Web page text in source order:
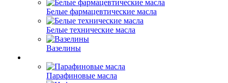
Белые фармацевтические масла
Белые технические масла
Вазелины
Парафиновые масла